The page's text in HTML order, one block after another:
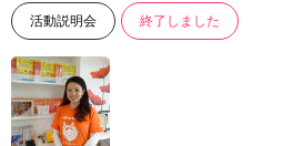
活動説明会 終了しました